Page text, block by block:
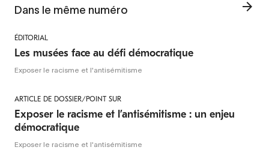
Dans le même numéro
ÉDITORIAL
Les musées face au défi démocratique
Exposer le racisme et l'antisémitisme
ARTICLE DE DOSSIER/POINT SUR
Exposer le racisme et l’antisémitisme : un enjeu
démocratique
Exposer le racisme et l'antisémitisme